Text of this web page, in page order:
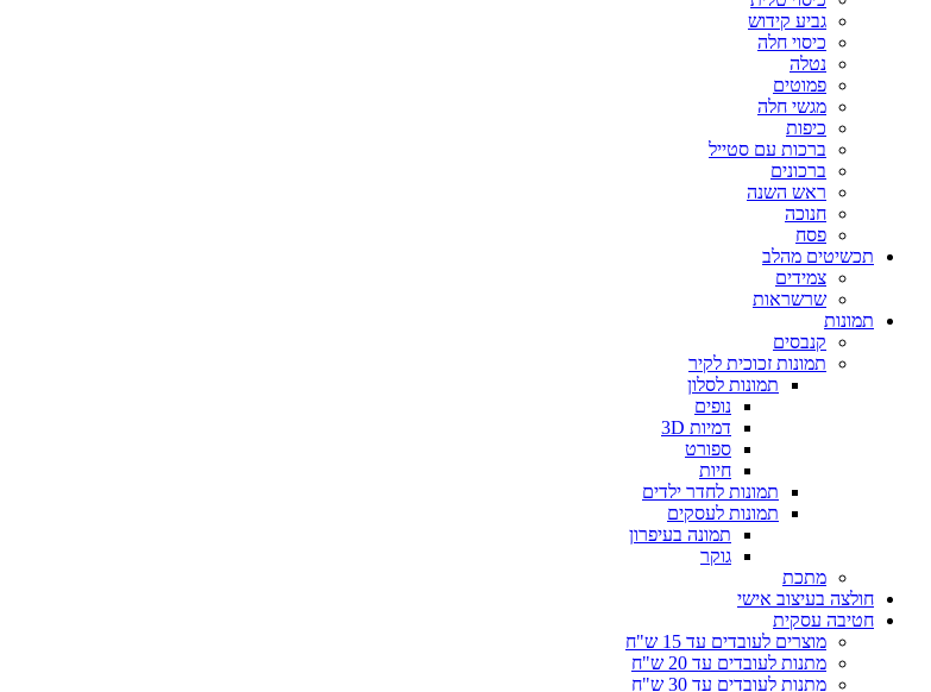
גביע קידוש
כיסוי חלה
נטלה
פמוטים
מגשי חלה
כיפות
ברכות עם סטייל
ברכונים
ראש השנה
חנוכה
פסח
תכשיטים מהלב
צמידים
שרשראות
תמונות
קנבסים
תמונות זכוכית לקיר
תמונות לסלון
נופים
דמיות 3D
ספורט
חיות
תמונות לחדר ילדים
תמונות לעסקים
תמונה בעיפרון
גוקר
מתכת
חולצה בעיצוב אישי
חטיבה עסקית
מוצרים לעובדים עד 15 ש"ח
מתנות לעובדים עד 20 ש"ח
מתנות לעובדים עד 30 ש"ח